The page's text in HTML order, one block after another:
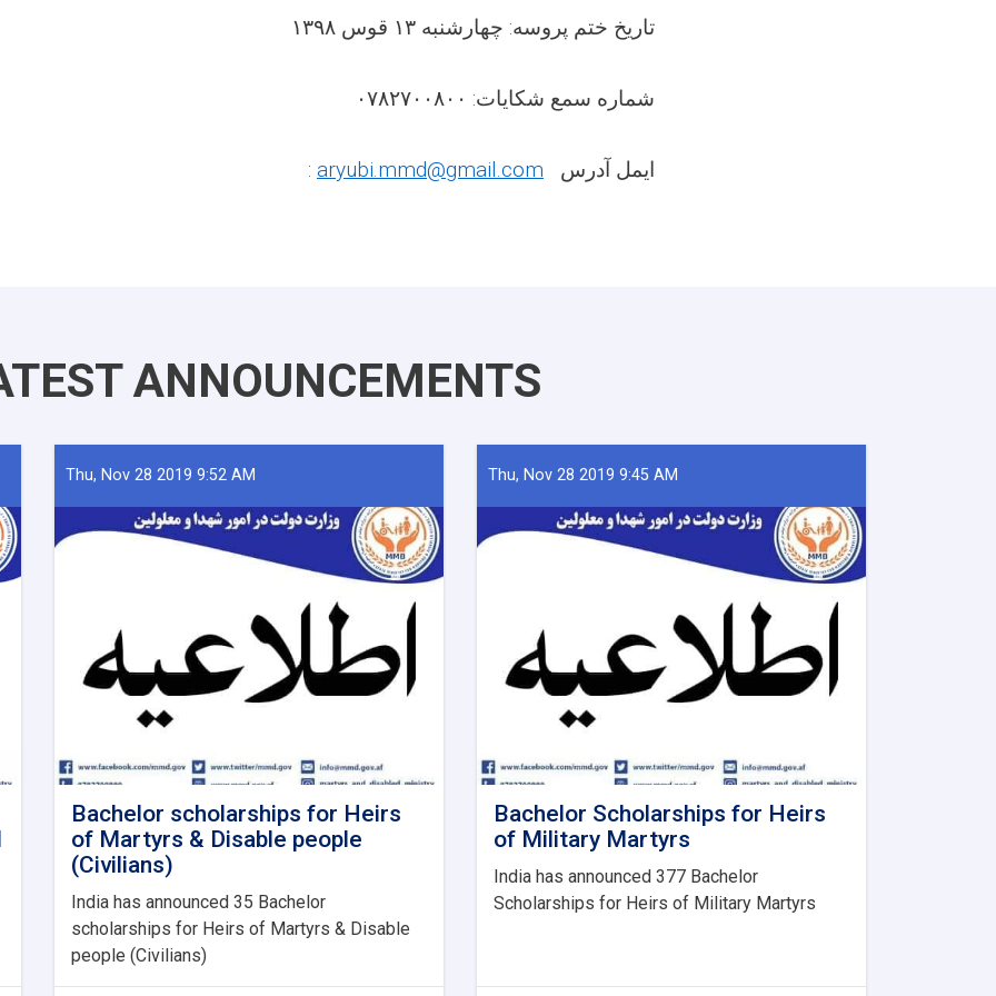
تاریخ ختم پروسه: چهارشنبه ۱۳ قوس ۱۳۹۸
شماره سمع شکایات: ۰۷۸۲۷۰۰۸۰۰
ایمل آدرس aryubi.mmd@gmail.com
:
ANNOUNCEMENTS
Thu, Nov 28 2019 9:52 AM
Bachelor scholarships for Heirs
of Martyrs & Disable people
(Civilians)
India has announced 35 Bachelor
scholarships for Heirs of Martyrs & Disable
people (Civilians)
Thu, Nov 28 2019 9:45 AM
Bachelor Scholarships for Heirs
of Military Martyrs
India has announced 377 Bachelor
Scholarships for Heirs of Military Martyrs